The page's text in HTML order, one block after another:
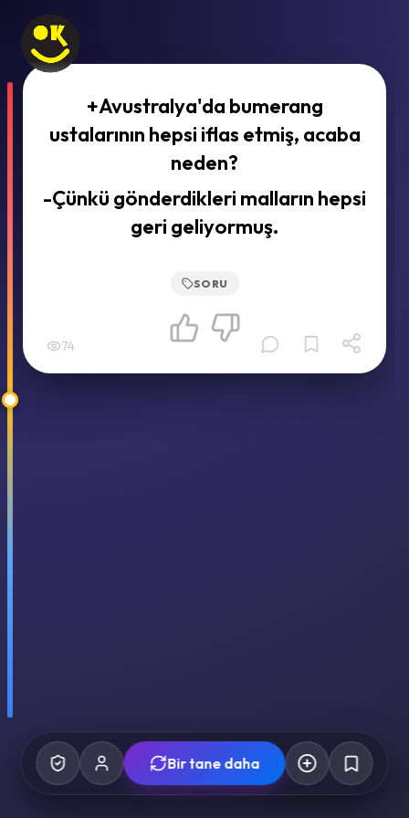
+Avustralya'da bumerang
ustalarının hepsi iflas etmiş, acaba
neden?
-Çünkü gönderdikleri malların hepsi
geri geliyormuş.
SORU
74
Bir tane daha